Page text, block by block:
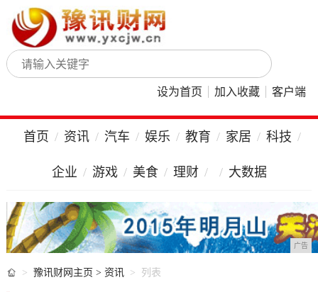
设为首页 加入收藏 客户端
首页 资讯 汽车 娱乐 教育 家居 科技
企业 游戏 美食 理财 大数据
广告
 豫讯财网主页 > 资讯 列表